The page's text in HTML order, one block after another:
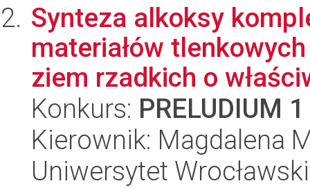
Synteza alkoksy
materiałów
ziem rzadkich o
Konkurs: PRELUDIUM 1
Kierownik: Magdalena
Uniwersytet